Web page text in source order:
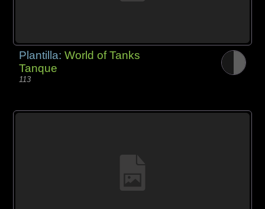
Plantilla:World of Tanks
Tanque
113